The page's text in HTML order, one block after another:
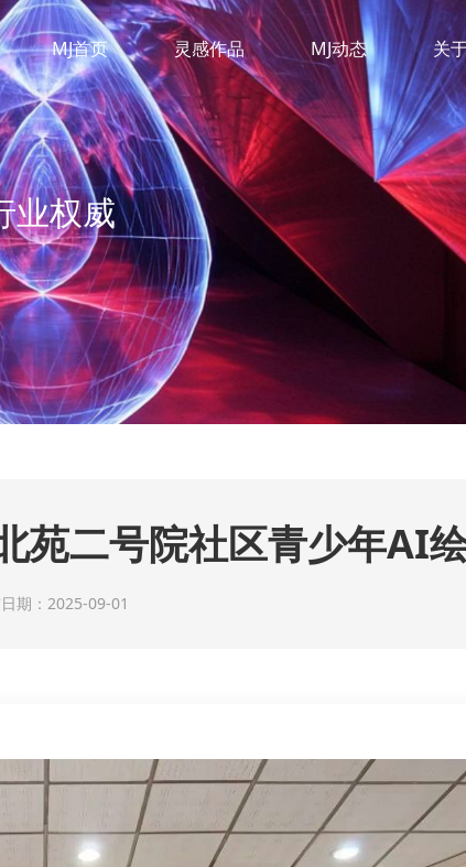
MJ首页 灵感作品 MJ动态 关
业权威
二号院社区青少年AI
期：2025-09-01